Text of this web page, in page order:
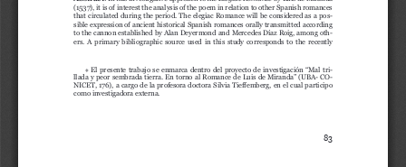
83
(1537), it is of interest the analysis of the poem in relation to other Spanish romances
that circulated during the period. The elegiac Romance will be considered as a pos-
sible expression of ancient historical Spanish romances orally transmitted according
to the cannon established by Alan Deyermond and Mercedes Díaz Roig, among oth-
ers.  A  primary  bibliographic  source  used  in  this  study  corresponds  to  the  recently
*
  El  presente  trabajo  se  enmarca  dentro  del  proyecto  de  investigación  “Mal  tri
-
llada y peor sembrada tierra. En torno al Romance de Luis de Miranda” (UBA- CO-
NICET, 176), a cargo de la profesora doctora Silvia Tieffemberg, en el cual participo
como investigadora externa.